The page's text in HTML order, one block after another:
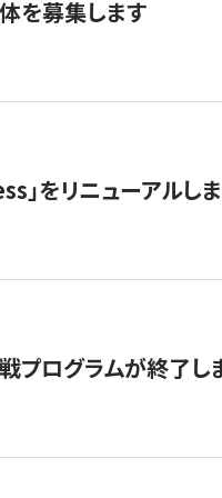
を募集します
」をリニューアルし
プログラムが終了し